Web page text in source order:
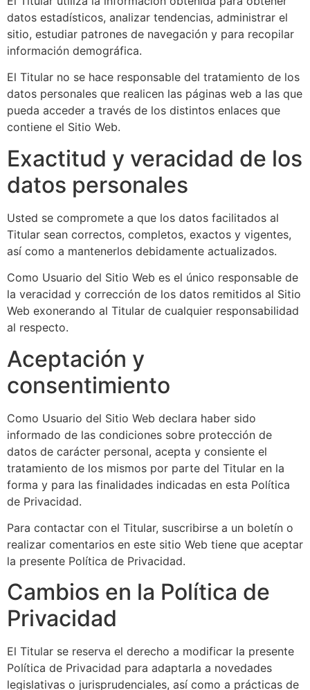
datos estadísticos, analizar tendencias, administrar el
sitio, estudiar patrones de navegación y para recopilar
información demográfica.
El Titular no se hace responsable del tratamiento de los
datos personales que realicen las páginas web a las que
pueda acceder a través de los distintos enlaces que
contiene el Sitio Web.
Exactitud y veracidad de los
datos personales
Usted se compromete a que los datos facilitados al
Titular sean correctos, completos, exactos y vigentes,
así como a mantenerlos debidamente actualizados.
Como Usuario del Sitio Web es el único responsable de
la veracidad y corrección de los datos remitidos al Sitio
Web exonerando al Titular de cualquier responsabilidad
al respecto.
Aceptación y
consentimiento
Como Usuario del Sitio Web declara haber sido
informado de las condiciones sobre protección de
datos de carácter personal, acepta y consiente el
tratamiento de los mismos por parte del Titular en la
forma y para las finalidades indicadas en esta Política
de Privacidad.
Para contactar con el Titular, suscribirse a un boletín o
realizar comentarios en este sitio Web tiene que aceptar
la presente Política de Privacidad.
Cambios en la Política de
Privacidad
El Titular se reserva el derecho a modificar la presente
Política de Privacidad para adaptarla a novedades
legislativas o jurisprudenciales, así como a prácticas de